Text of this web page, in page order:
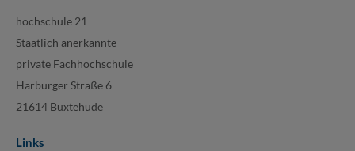
hochschule 21
Staatlich anerkannte
private Fachhochschule
Harburger Straße 6
21614 Buxtehude
Links